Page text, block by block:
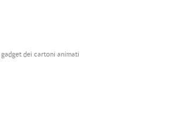
dei cartoni animati